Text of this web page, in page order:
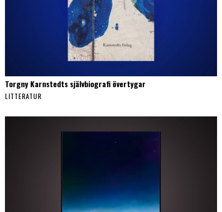
Torgny Karnstedts självbiografi övertygar
LITTERATUR